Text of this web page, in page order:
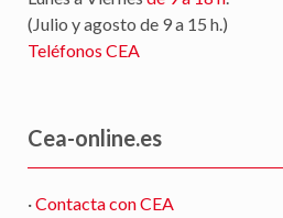
(Julio y agosto de 9 a 15 h.)
Teléfonos CEA
Cea-online.es
·Contacta con CEA